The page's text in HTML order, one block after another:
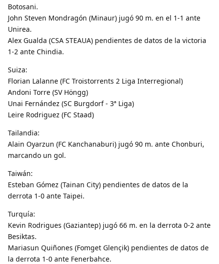
Botosani.
John Steven Mondragón (Minaur) jugó 90 m. en el 1-1 ante
Unirea.
Alex Gualda (CSA STEAUA) pendientes de datos de la victoria
1-2 ante Chindia.
Suiza:
Florian Lalanne (FC Troistorrents 2 Liga Interregional)
Andoni Torre (SV Höngg)
Unai Fernández (SC Burgdorf - 3ª Liga)
Leire Rodriguez (FC Staad)
Tailandia:
Alain Oyarzun (FC Kanchanaburi) jugó 90 m. ante Chonburi,
marcando un gol.
Taiwán:
Esteban Gómez (Tainan City) pendientes de datos de la
derrota 1-0 ante Taipei.
Turquía:
Kevin Rodrigues (Gaziantep) jugó 66 m. en la derrota 0-2 ante
Besiktas.
Mariasun Quiñones (Fomget Glençik) pendientes de datos de
la derrota 1-0 ante Fenerbahce.